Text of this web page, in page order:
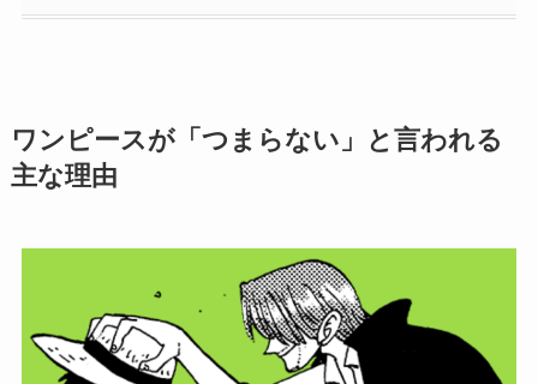
ワンピースが「つまらない」と言われる
主な理由